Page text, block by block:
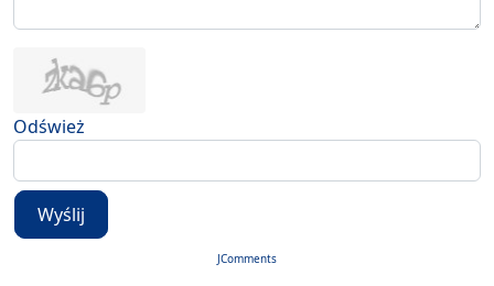
Odśwież
Wyślij
JComments